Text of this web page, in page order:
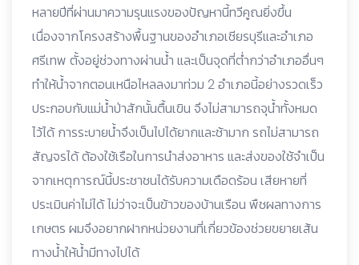
หลายปีที่ผ่านมาความรุนแรงของปัญหานี้ทวีคูณยิ่งขึ้น
เนื่องจากโครงสร้างพื้นฐานของอำเภอเชียรบุรีและอำเภอ
ศรีเทพ ตั้งอยู่ช่วงทางผ่านน้ำ และเป็นจุดที่ต่ำกว่าอำเภออื่นๆ
ทำให้น้ำจากตอนเหนือไหลลงมาท่วม 2 อำเภอนี้อย่างรวดเร็ว
ประกอบกับแม่น้ำป่าสักนั้นตื้นเขิน จึงไม่สามารถจุน้ำทั้งหมด
ไว้ได้ การระบายน้ำจึงเป็นไปได้ยากและช้ามาก รถไม่สามารถ
สัญจรได้ ต้องใช้เรือในการนำส่งอาหาร และส่งของใช้จำเป็น
จากเหตุการณ์นี้ประชาชนได้รับความเดือดร้อน เสียหายที่
ประเมินค่าไม่ได้ ไม่ว่าจะเป็นข้าวของบ้านเรือน พืชผลทางการ
เกษตร ผมจึงอยากฝากหน่วยงานที่เกี่ยวข้องช่วยขยายเส้น
ทางน้ำให้น้ำมีทางไปได้